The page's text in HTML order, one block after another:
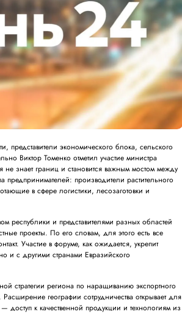
представители экономического блока, сельского
Виктор Томенко отметил участие министра
знает границ и становится важным мостом между
предпринимателей: производители растительного
в сфере логистики, лесозаготовки и
республики и представителями разных областей
проекты. По его словам, для этого есть все
Участие в форуме, как ожидается, укрепит
и с другими странами Евразийского
стратегии региона по наращиванию экспортного
географии сотрудничества открывает для
к качественной продукции и технологиям из